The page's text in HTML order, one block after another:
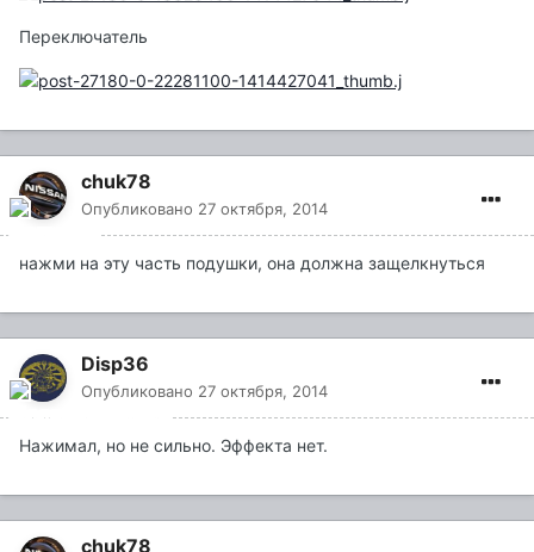
Переключатель
chuk78
Опубликовано 27 октября, 2014
нажми на эту часть подушки, она должна защелкнуться
Disp36
Опубликовано 27 октября, 2014
Нажимал, но не сильно. Эффекта нет.
chuk78